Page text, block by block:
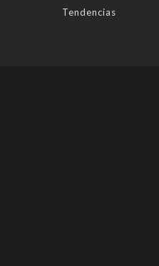
Tendencias